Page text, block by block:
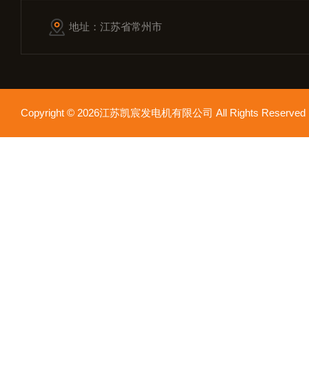
地址：江苏省常州市
Copyright © 2026江苏凯宸发电机有限公司 All Rights